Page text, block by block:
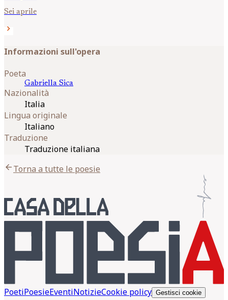
Sei aprile
chevron_right
Informazioni sull'opera
Poeta
Gabriella Sica
Nazionalità
Italia
Lingua originale
Italiano
Traduzione
Traduzione italiana
arrow_backTorna a tutte le poesie
PoetiPoesieEventiNotizieCookie policy Gestisci cookie